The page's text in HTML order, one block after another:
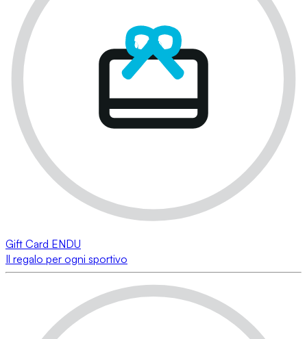
Gift Card ENDU
Il regalo per ogni sportivo